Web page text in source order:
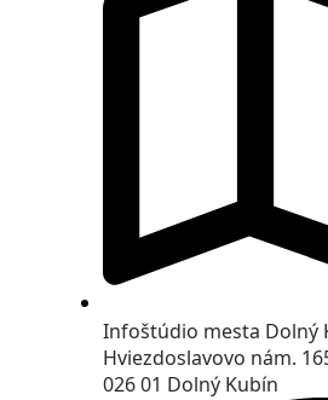
Infoštúdio mesta Dolný
Hviezdoslavovo nám.
026 01 Dolný Kubín